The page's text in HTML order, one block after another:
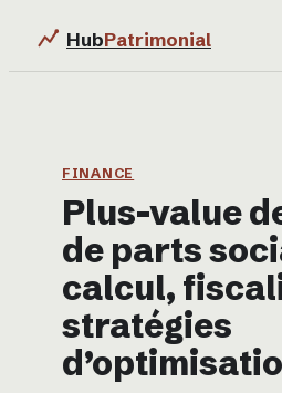
HubPatrimonial
Immobilier
Business
Éducation & Emploi
FINANCE
Plus-value
de parts
calcul,
stratégies